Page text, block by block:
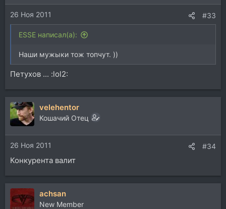
26 Ноя 2011 #33
ESSE написал(а):
Наши мужыки тож топчут. ))
Петухов ... :lol2:
velehentor
Кошачий Отец
26 Ноя 2011 #34
Конкурента валит
achsan
New Member